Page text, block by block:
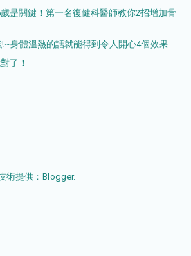
是關鍵！第一名復健科醫師教你2招增加骨
身體溫熱的話就能得到令人開心4個效果
了！
術提供： Blogger.